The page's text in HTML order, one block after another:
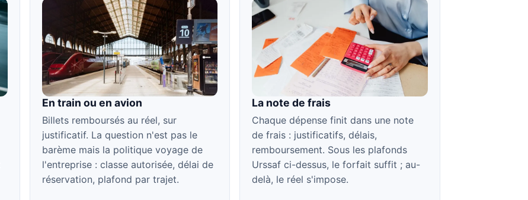
En train ou en avion
Billets remboursés au réel, sur
justificatif. La question n'est pas le
barème mais la politique voyage de
l'entreprise : classe autorisée, délai de
réservation, plafond par trajet.
La note de frais
Chaque dépense finit dans une note
de frais : justificatifs, délais,
remboursement. Sous les plafonds
Urssaf ci-dessus, le forfait suffit ; au-
delà, le réel s'impose.